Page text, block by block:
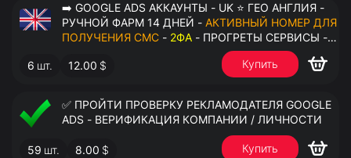
➡️ GOOGLE ADS АККАУНТЫ - UK ⭐ ГЕО АНГЛИЯ -
РУЧНОЙ ФАРМ 14 ДНЕЙ - АКТИВНЫЙ НОМЕР ДЛЯ
ПОЛУЧЕНИЯ СМС - 2ФА - ПРОГРЕТЫ СЕРВИСЫ -
6 шт. 12.00 $ Купить
✅ ПРОЙТИ ПРОВЕРКУ РЕКЛАМОДАТЕЛЯ GOOGLE
ADS - ВЕРИФИКАЦИЯ КОМПАНИИ / ЛИЧНОСТИ
59 шт. 8.00 $ Купить